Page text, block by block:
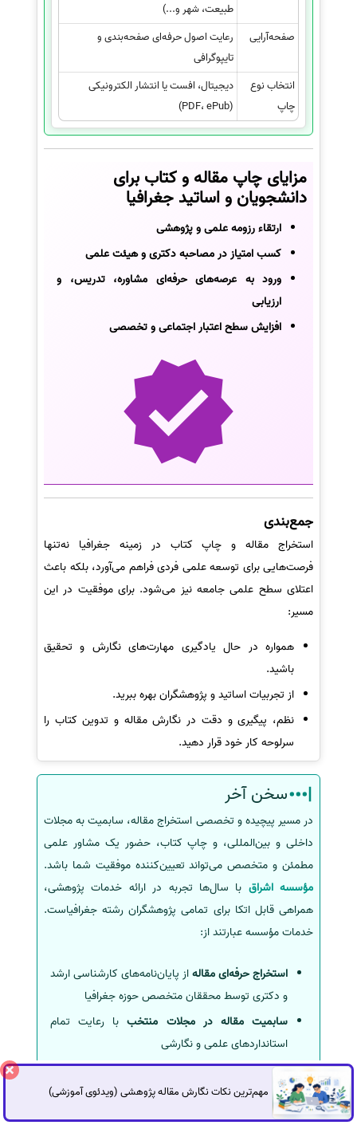
طبیعت، شهر و...)
صفحه‌آرایی
رعایت اصول حرفه‌ای صفحه‌بندی و
تایپوگرافی
انتخاب نوع
چاپ
دیجیتال، افست یا انتشار الکترونیکی
(PDF، ePub)
مزایای چاپ مقاله و کتاب برای
دانشجویان و اساتید جغرافیا
ارتقاء رزومه علمی و پژوهشی
کسب امتیاز در مصاحبه دکتری و هیئت علمی
ورود به عرصه‌های حرفه‌ای مشاوره، تدریس، و
ارزیابی
افزایش سطح اعتبار اجتماعی و تخصصی
جمع‌بندی
استخراج مقاله و چاپ کتاب در زمینه جغرافیا نه‌تنها
فرصت‌هایی برای توسعه علمی فردی فراهم می‌آورد، بلکه باعث
اعتلای سطح علمی جامعه نیز می‌شود. برای موفقیت در این
مسیر:
همواره در حال یادگیری مهارت‌های نگارش و تحقیق
باشید.
از تجربیات اساتید و پژوهشگران بهره ببرید.
نظم، پیگیری و دقت در نگارش مقاله و تدوین کتاب را
سرلوحه کار خود قرار دهید.
سخن آخر
در مسیر پیچیده و تخصصی استخراج مقاله، سابمیت به مجلات
داخلی و بین‌المللی، و چاپ کتاب، حضور یک مشاور علمی
مطمئن و متخصص می‌تواند تعیین‌کننده موفقیت شما باشد.
مؤسسه اشراق با سال‌ها تجربه در ارائه خدمات پژوهشی،
همراهی قابل اتکا برای تمامی پژوهشگران رشته جغرافیاست.
خدمات مؤسسه عبارتند از:
استخراج حرفه‌ای مقالهاز پایان‌نامه‌های کارشناسی ارشد
و دکتری توسط محققان متخصص حوزه جغرافیا
سابمیت مقاله در مجلات منتخببا رعایت تمام
استانداردهای علمی و نگارشی
تبدیل پایان‌نامه به کتابدر قالب علمی و قابل چاپ،
همراه با دریافت شابک، فیپا، و حق تألیف
ترجمه تخصصی متون علمی و کتاب‌هاتوسط مترجمان
مهم‌ترین نکات نگارش مقاله پژوهشی (ویدئوی آموزشی)
گفتگوی آنلاین